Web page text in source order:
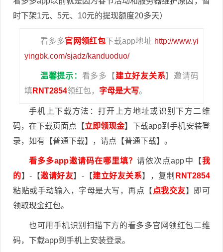
时下架1元、5元、10元的提现额度20多天）
看多多官网领红包下载app地址 http://www.yi
yingbk.com/sjadz/kanduoduo/
温馨提示： 看多多【建立好友关系】邀请码
填RNT2854领红包， 字母是大写。
手机上下载方法：打开上方地址或识别下方二维
码，在下载页面点【立即领现金】下载app到手机安装登
录，如有【普通下载】，请点【普通下载】。
看多多app邀请码在哪里填？请依次点app中【我
的】-【邀请好友】-【建立好友关系】，复制 RNT2854
粘贴或手动输入，字母是大写，再点【 点我交友】即可
领取现金红包。
也可用手机识别扫描下方的看多多官网领红包二维
码，下载app到手机上安装登录。